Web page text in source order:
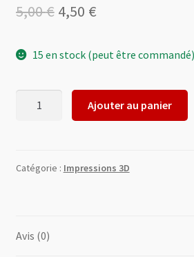
5,00€ Le
initial
était :
5,00 €.
4,50 €Le
actuel
est :
4,50 €.
15 en stock (peut être commandé)
19
Ajouter au panier
Catégorie : Impressions 3D
Avis (0)